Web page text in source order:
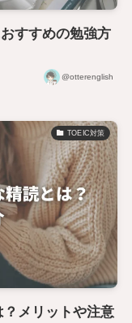
すすめの勉強方
@otterenglish
TOEIC対策
メリットや注意